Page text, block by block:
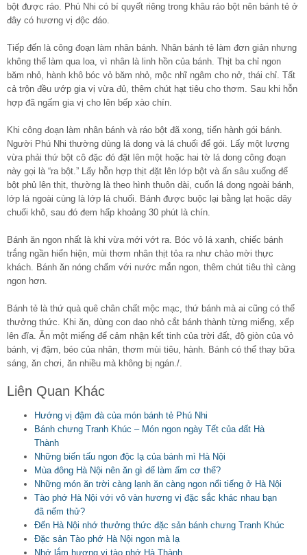
bột được ráo. Phú Nhi có bí quyết riêng trong khâu ráo bột nên bánh tẻ ở
đây có hương vị độc đáo.
Tiếp đến là công đoạn làm nhân bánh. Nhân bánh tẻ làm đơn giản nhưng
không thể làm qua loa, vì nhân là linh hồn của bánh. Thịt ba chỉ ngon
băm nhỏ, hành khô bóc vỏ băm nhỏ, mộc nhĩ ngâm cho nở, thái chỉ. Tất
cả trộn đều ướp gia vị vừa đủ, thêm chút hạt tiêu cho thơm. Sau khi hỗn
hợp đã ngấm gia vị cho lên bếp xào chín.
Khi công đoạn làm nhân bánh và ráo bột đã xong, tiến hành gói bánh.
Người Phú Nhi thường dùng lá dong và lá chuối để gói. Lấy một lượng
vừa phải thứ bột cô đặc đó đặt lên một hoặc hai tờ lá dong công đoạn
này gọi là “ra bột.” Lấy hỗn hợp thịt đặt lên lớp bột và ấn sâu xuống để
bột phủ lên thịt, thường là theo hình thuôn dài, cuốn lá dong ngoài bánh,
lớp lá ngoài cùng là lớp lá chuối. Bánh được buộc lại bằng lạt hoặc dây
chuối khô, sau đó đem hấp khoảng 30 phút là chín.
Bánh ăn ngon nhất là khi vừa mới vớt ra. Bóc vỏ lá xanh, chiếc bánh
trắng ngần hiển hiện, mùi thơm nhân thịt tỏa ra như chào mời thực
khách. Bánh ăn nóng chấm với nước mắn ngon, thêm chút tiêu thì càng
ngon hơn.
Bánh tẻ là thứ quà quê chân chất mộc mạc, thứ bánh mà ai cũng có thể
thưởng thức. Khi ăn, dùng con dao nhỏ cắt bánh thành từng miếng, xếp
lên đĩa. Ăn một miếng để cảm nhận kết tinh của trời đất, độ giòn của vỏ
bánh, vị đậm, béo của nhân, thơm mùi tiêu, hành. Bánh có thể thay bữa
sáng, ăn chơi, ăn nhiều mà không bị ngán./.
Liên Quan Khác
Hướng vị đậm đà của món bánh tẻ Phú Nhi
Bánh chưng Tranh Khúc – Món ngon ngày Tết của đất Hà
Thành
Những biến tấu ngon độc lạ của bánh mì Hà Nội
Mùa đông Hà Nội nên ăn gì để làm ấm cơ thể?
Những món ăn trời càng lạnh ăn càng ngon nổi tiếng ở Hà Nội
Tào phớ Hà Nội với vô vàn hương vị đặc sắc khác nhau bạn
đã nếm thử?
Đến Hà Nội nhớ thưởng thức đặc sản bánh chưng Tranh Khúc
Đặc sản Tào phớ Hà Nội ngon mà lạ
Nhớ lắm hương vị tào phớ Hà Thành